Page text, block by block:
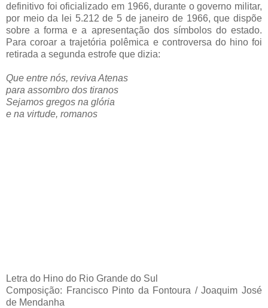
definitivo foi oficializado em 1966, durante o governo militar,
por meio da lei 5.212 de 5 de janeiro de 1966, que dispõe
sobre a forma e a apresentação dos símbolos do estado.
Para coroar a trajetória polêmica e controversa do hino foi
retirada a segunda estrofe que dizia:
Que entre nós, reviva Atenas
para assombro dos tiranos
Sejamos gregos na glória
e na virtude, romanos
Letra do Hino do Rio Grande do Sul
Composição: Francisco Pinto da Fontoura / Joaquim José
de Mendanha